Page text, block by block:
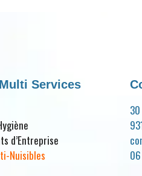
Services
d’Entreprise
Nuisibles